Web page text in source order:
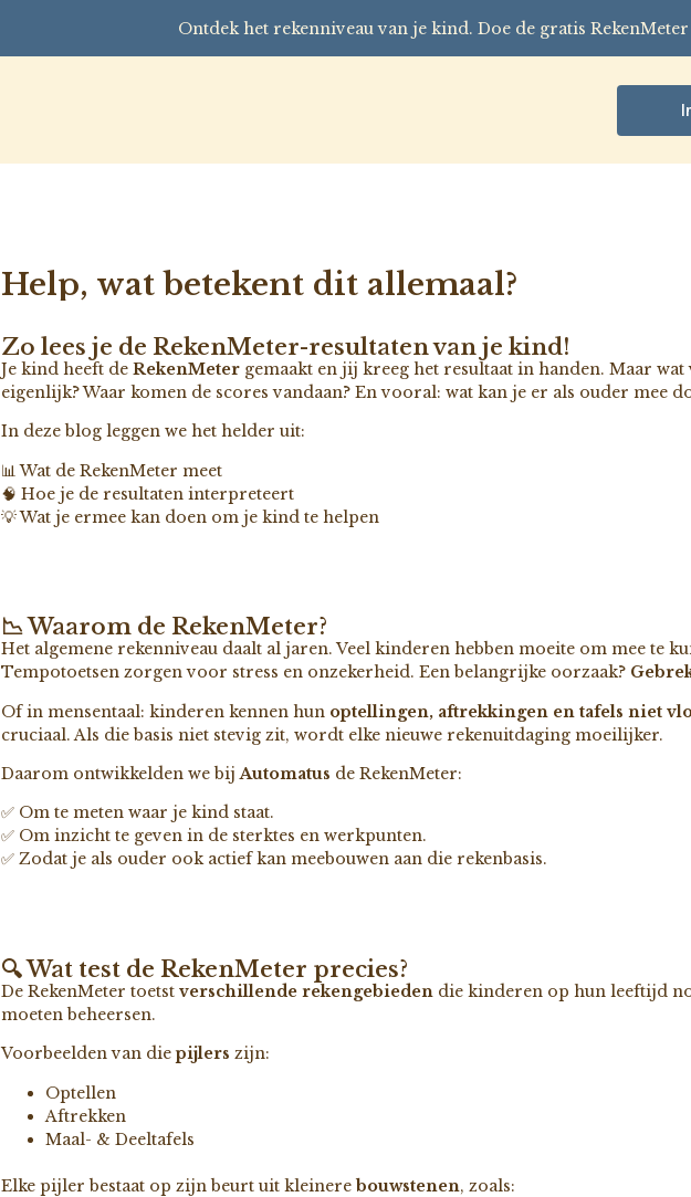
Ontdek het rekenniveau van je kind. Doe de gratis RekenMeter
Help, wat betekent dit allemaal?
Zo lees je de RekenMeter-resultaten van je kind!
Je kind heeft de RekenMeter gemaakt en jij kreeg het resultaat in handen. Maar
eigenlijk? Waar komen de scores vandaan? En vooral: wat kan je er als ouder mee
In deze blog leggen we het helder uit:
📊 Wat de RekenMeter meet
🧠 Hoe je de resultaten interpreteert
💡 Wat je ermee kan doen om je kind te helpen
📉 Waarom de RekenMeter?
Het algemene rekenniveau daalt al jaren. Veel kinderen hebben moeite om mee te
Tempotoetsen zorgen voor stress en onzekerheid. Een belangrijke oorzaak?
Of in mensentaal: kinderen kennen hun optellingen, aftrekkingen en tafels niet
cruciaal. Als die basis niet stevig zit, wordt elke nieuwe rekenuitdaging moeilijker.
Daarom ontwikkelden we bijAutomatus de RekenMeter:
✅ Om te meten waar je kind staat.
✅ Om inzicht te geven in de sterktes en werkpunten.
✅ Zodat je als ouder ook actief kan meebouwen aan die rekenbasis.
🔍 Wat test de RekenMeter precies?
De RekenMeter toetst verschillende rekengebieden die kinderen op hun leeftijd
moeten beheersen.
Voorbeelden van diepijlers zijn:
Optellen
Aftrekken
Maal- & Deeltafels
Elke pijler bestaat op zijn beurt uit kleinerebouwstenen, zoals: